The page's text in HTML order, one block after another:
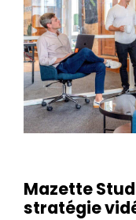
Mazette
stratégie